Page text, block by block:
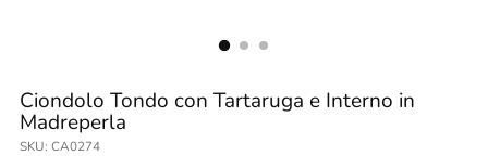
Ciondolo Tondo con Tartaruga e Interno in
Madreperla
SKU: CA0274